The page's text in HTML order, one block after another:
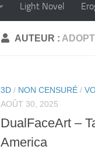
Light Novel
AUTEUR :
3D / NON CENSURÉ /
AOÛT 30, 2025
DualFaceArt –
America